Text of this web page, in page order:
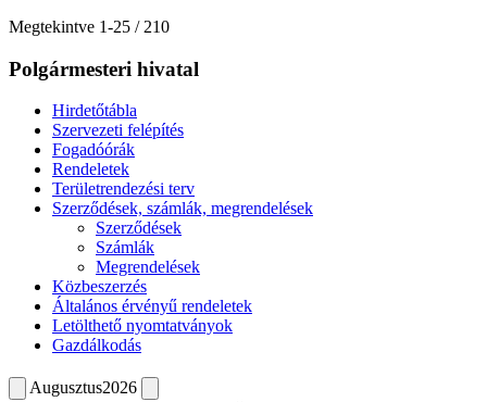
Megtekintve 1-25 / 210
Polgármesteri hivatal
Hirdetőtábla
Szervezeti felépítés
Fogadóórák
Rendeletek
Területrendezési terv
Szerződések, számlák, megrendelések
Szerződések
Számlák
Megrendelések
Közbeszerzés
Általános érvényű rendeletek
Letölthető nyomtatványok
Gazdálkodás
Augusztus2026